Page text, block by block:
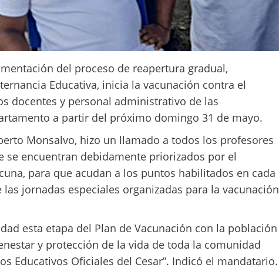
del proceso de reapertura gradual,
Educativa, inicia la vacunación contra el
docentes y personal administrativo de las
a partir del próximo domingo 31 de mayo.
Monsalvo, hizo un llamado a todos los profesores
se encuentran debidamente priorizados por el
para que acudan a los puntos habilitados en cada
jornadas especiales organizadas para la vacunación
esta etapa del Plan de Vacunación con la población
y protección de la vida de toda la comunidad
Educativos Oficiales del Cesar”. Indicó el mandatario.